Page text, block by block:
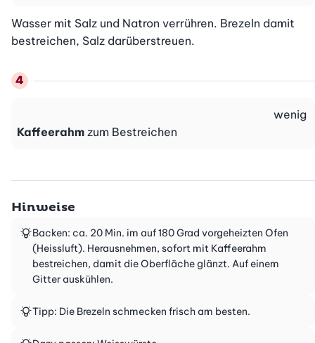
Wasser mit Salz und Natron verrühren. Brezeln damit
bestreichen, Salz darüberstreuen.
Kaffeerahm zum Bestreichen
wenig
Hinweise
Backen: ca. 20 Min. im auf 180 Grad vorgeheizten Ofen
(Heissluft). Herausnehmen, sofort mit Kaffeerahm
bestreichen, damit die Oberfläche glänzt. Auf einem
Gitter auskühlen.
Tipp: Die Brezeln schmecken frisch am besten.